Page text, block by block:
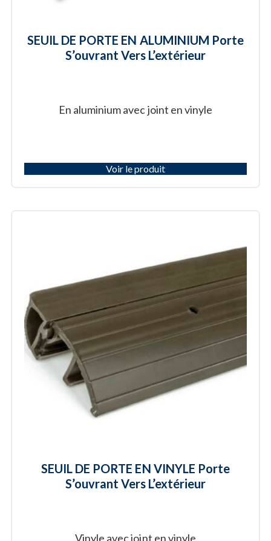
SEUIL DE PORTE EN ALUMINIUM Porte
S’ouvrant Vers L’extérieur
En aluminium avec joint en vinyle
Voir le produit
SEUIL DE PORTE EN VINYLE Porte
S’ouvrant Vers L’extérieur
Vinyle avec joint en vinyle